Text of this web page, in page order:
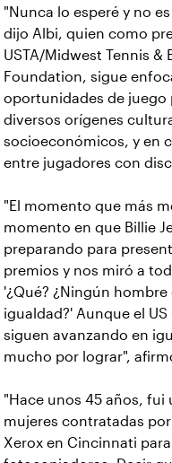
"Nunca lo esperé y no
dijo Albi, quien como
USTA/Midwest Tennis &
Foundation, sigue
oportunidades de juego
diversos orígenes
socioeconómicos, y en
entre jugadores con
"El momento que más
momento en que Billie
preparando para
premios y nos miró a
'¿Qué? ¿Ningún
igualdad?' Aunque el
siguen avanzando en
mucho por lograr",
"Hace unos 45 años, fui
mujeres contratadas
Xerox en Cincinnati